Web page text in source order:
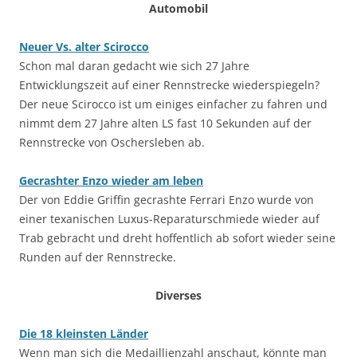
Automobil
Neuer Vs. alter Scirocco
Schon mal daran gedacht wie sich 27 Jahre
Entwicklungszeit auf einer Rennstrecke wiederspiegeln?
Der neue Scirocco ist um einiges einfacher zu fahren und
nimmt dem 27 Jahre alten LS fast 10 Sekunden auf der
Rennstrecke von Oschersleben ab.
Gecrashter Enzo wieder am leben
Der von Eddie Griffin gecrashte Ferrari Enzo wurde von
einer texanischen Luxus-Reparaturschmiede wieder auf
Trab gebracht und dreht hoffentlich ab sofort wieder seine
Runden auf der Rennstrecke.
Diverses
Die 18 kleinsten Länder
Wenn man sich die Medaillienzahl anschaut, könnte man